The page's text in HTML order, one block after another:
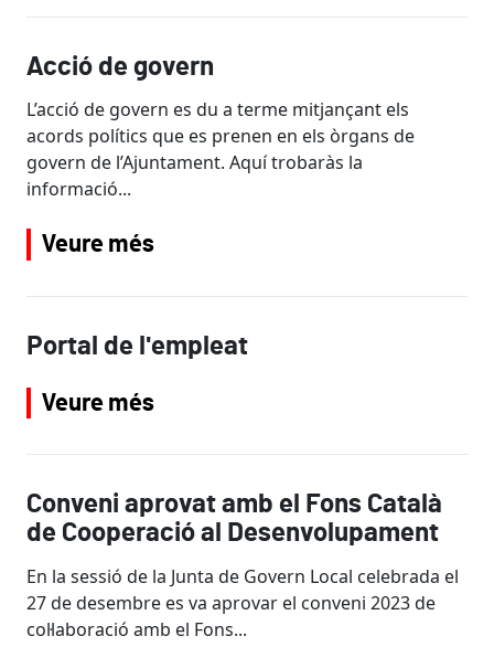
Acció de govern
L’acció de govern es du a terme mitjançant els
acords polítics que es prenen en els òrgans de
govern de l’Ajuntament. Aquí trobaràs la
informació...
Veure més
Portal de l'empleat
Veure més
Conveni aprovat amb el Fons Català
de Cooperació al Desenvolupament
En la sessió de la Junta de Govern Local celebrada el
27 de desembre es va aprovar el conveni 2023 de
col·laboració amb el Fons...